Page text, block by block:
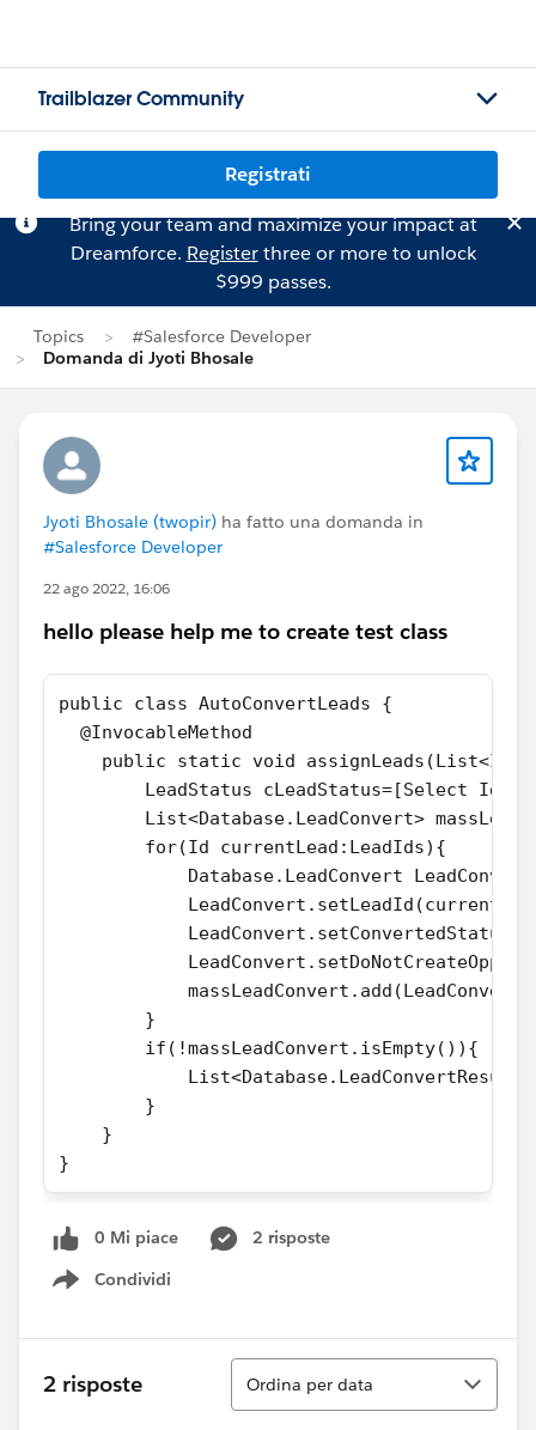
Trailblazer Community
Registrati
Bring your team and maximize your impact at
Dreamforce. Registerthree or more to unlock
$999 passes.
Topics
#Salesforce Developer
Domanda di Jyoti Bhosale
Jyoti Bhosale (twopir) ha fatto una domanda in
#Salesforce Developer
22 ago 2022, 16:06
hello please help me to create test class
public class AutoConvertLeads {
  @InvocableMethod
public static void assignLeads(List<Id>
LeadStatus cLeadStatus=[Select
List<Database.LeadConvert>
        for(Id currentLead:LeadIds){
Database.LeadConvert
        }
        if(!massLeadConvert.isEmpty()){
        }
    }
}
0 Mi piace
2 risposte
Condividi
Show menu
2 risposte
Ordina
Ordina per data